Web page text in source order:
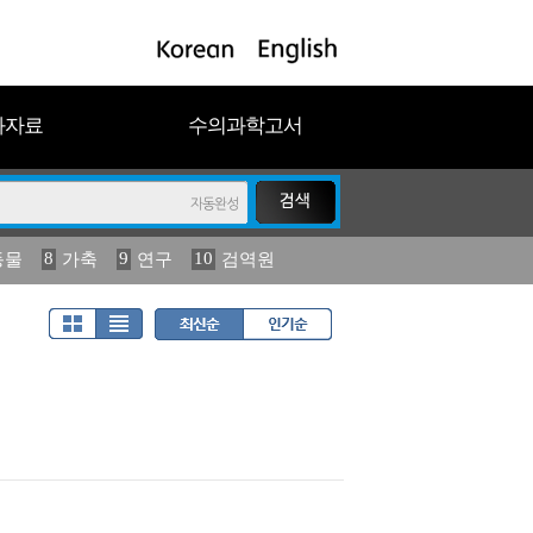
자료 수의과학고서
물 8 가축 9 연구 10 검역원
보
18 2023 19 농림수산